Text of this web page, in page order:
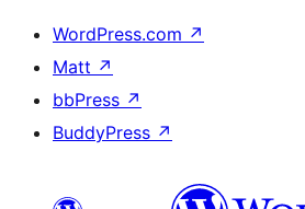
WordPress.com ↗
Matt ↗
bbPress ↗
BuddyPress ↗